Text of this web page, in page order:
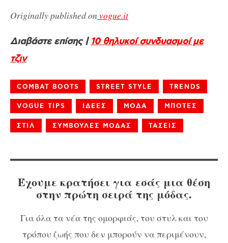
Originally published on vogue.it
Διαβάστε επίσης | 10 θηλυκοί συνδυασμοί με
τζιν
COMBAT BOOTS STREET STYLE TRENDS
VOGUE TIPS ΙΔΕΕΣ ΜΟΔΑ ΜΠΟΤΕΣ
ΣΤΙΛ ΣΥΜΒΟΥΛΕΣ ΜΟΔΑΣ ΤΑΣΕΙΣ
Έχουμε κρατήσει για εσάς μια θέση
στην πρώτη σειρά της μόδας.
Για όλα τα νέα της ομορφιάς, του στυλ και του
τρόπου ζωής που δεν μπορούν να περιμένουν,